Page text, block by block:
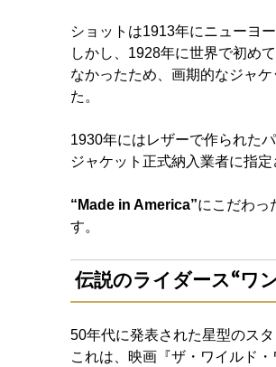
ショットは1913年にニューヨ
しかし、1928年に世界で初め
なかったため、画期的なジャ
た。
1930年にはレザーで作られた
ジャケット正式納入業者に指
“Made in America”にこだわっ
す。
伝説のライダース“ワ
50年代に発表された星型のス
これは、映画『ザ・ワイルド